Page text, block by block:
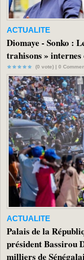
ACTUALITE
Diomaye - Sonko :
trahisons » internes
(0 vote) | 0
ACTUALITE
Palais de la
président Bassirou
milliers de